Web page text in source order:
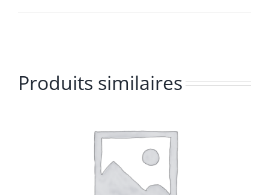
Produits similaires